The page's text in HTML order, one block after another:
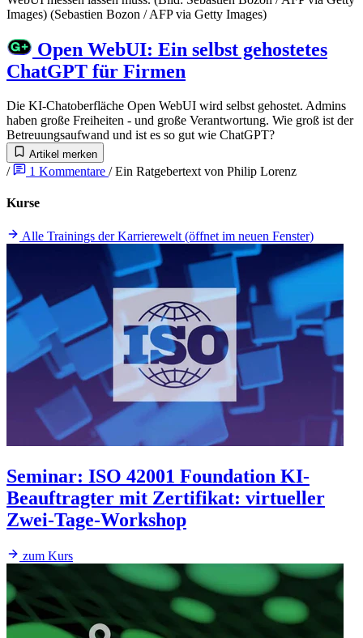
Open WebUI: Ein selbst gehostetes
ChatGPT für Firmen
Die KI-Chatoberfläche Open WebUI wird selbst gehostet. Admins
haben große Freiheiten - und große Verantwortung. Wie groß ist der
Betreuungsaufwand und ist es so gut wie ChatGPT?
Artikel merken
/ 1 Kommentare / Ein Ratgebertext von Philip Lorenz
Kurse
Alle Trainings der Karrierewelt(öffnet im neuen Fenster)
Seminar: ISO 42001 Foundation KI-
Beauftragter mit Zertifikat: virtueller
Zwei-Tage-Workshop
zum Kurs